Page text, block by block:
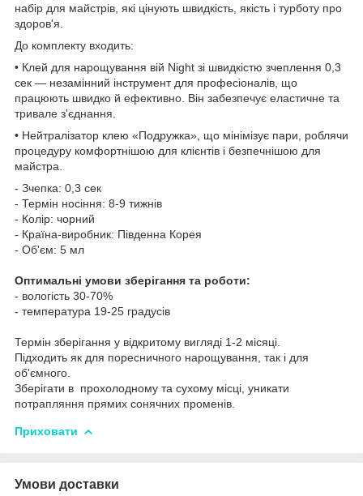
набір для майстрів, які цінують швидкість, якість і турботу про
здоров'я.
До комплекту входить:
• Клей для нарощування вій Night зі швидкістю зчеплення 0,3
сек — незамінний інструмент для професіоналів, що
працюють швидко й ефективно. Він забезпечує еластичне та
тривале з'єднання.
• Нейтралізатор клею «Подружка», що мінімізує пари, роблячи
процедуру комфортнішою для клієнтів і безпечнішою для
майстра.
- Зчепка: 0,3 сек
- Термін носіння: 8-9 тижнів
- Колір: чорний
- Країна-виробник: Південна Корея
- Об'єм: 5 мл
Оптимальні умови зберігання та роботи:
- вологість 30-70%
- температура 19-25 градусів
Термін зберігання у відкритому вигляді 1-2 місяці.
Підходить як для поресничного нарощування, так і для
об'ємного.
Зберігати в прохолодному та сухому місці, уникати
потрапляння прямих сонячних променів.
Приховати
Умови доставки